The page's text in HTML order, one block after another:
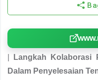
Langkah Kolaborasi
Dalam Penyelesaian